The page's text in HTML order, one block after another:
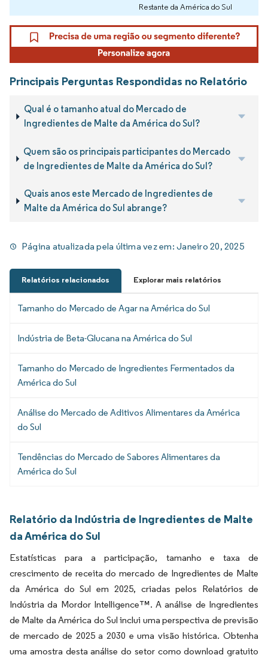
Restante da América do Sul
Principais Perguntas Respondidas no Relatório
Qual é o tamanho atual do Mercado de
Ingredientes de Malte da América do Sul?
Quem são os principais participantes do Mercado
de Ingredientes de Malte da América do Sul?
Quais anos este Mercado de Ingredientes de
Malte da América do Sul abrange?
Página atualizada pela última vez em:Janeiro 20, 2025
Relatórios relacionados Explorar mais relatórios
Tamanho do Mercado de Agar na América do Sul
Indústria de Beta-Glucana na América do Sul
Tamanho do Mercado de Ingredientes Fermentados da
América do Sul
Análise do Mercado de Aditivos Alimentares da América
do Sul
Tendências do Mercado de Sabores Alimentares da
América do Sul
Relatório da Indústria de Ingredientes de Malte
da América do Sul
Estatísticas para a participação, tamanho e taxa de
crescimento de receita do mercado de Ingredientes de Malte
da América do Sul em 2025, criadas pelos Relatórios de
Indústria da Mordor Intelligence™. A análise de Ingredientes
de Malte da América do Sul inclui uma perspectiva de previsão
de mercado de 2025 a 2030 e uma visão histórica. Obtenha
uma amostra desta análise do setor como download gratuito